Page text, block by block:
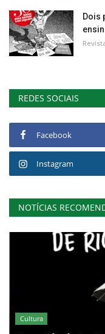
Dois
REDES SOCIAIS
Facebook
Instagram
NOTÍCIAS
Cultura